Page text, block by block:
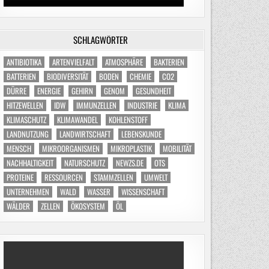
SCHLAGWÖRTER
ANTIBIOTIKA ARTENVIELFALT ATMOSPHÄRE
BAKTERIEN
BATTERIEN
BIODIVERSITÄT BODEN CHEMIE
CO2
DÜRRE
ENERGIE GEHIRN GENOM
GESUNDHEIT
HITZEWELLEN
IDW IMMUNZELLEN INDUSTRIE
KLIMA
KLIMASCHUTZ
KLIMAWANDEL
KOHLENSTOFF
LANDNUTZUNG
LANDWIRTSCHAFT
LEBENSKUNDE
MENSCH
MIKROORGANISMEN MIKROPLASTIK
MOBILITÄT
NACHHALTIGKEIT
NATURSCHUTZ NEWZS.DE
OTS
PROTEINE
RESSOURCEN STAMMZELLEN
UMWELT
UNTERNEHMEN
WALD WASSER
WISSENSCHAFT
WÄLDER
ZELLEN ÖKOSYSTEM ÖL